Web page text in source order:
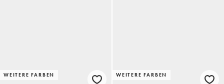
WEITERE FARBEN WEITERE FARBEN